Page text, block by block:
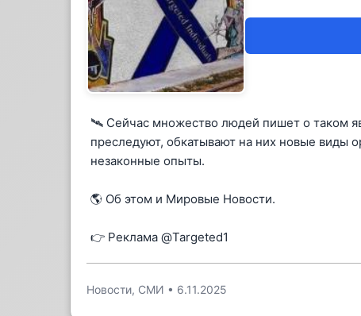
🛰 Сейчас множество людей пишет о таком
преследуют, обкатывают на них новые виды
незаконные опыты.
🌎 Об этом и Мировые Новости.
👉 Реклама @Targeted1
Новости, СМИ • 6.11.2025